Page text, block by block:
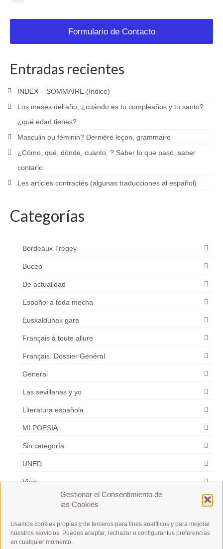
Gestionar el Consentimiento de
las Cookies
Usamos cookies propias y de terceros para fines analíticos y para mejorar
nuestros servicios. Puedes aceptar, rechazar o configurar tus preferencias
en cualquier momento.
Formulario de Contacto
Entradas recientes
INDEX – SOMMAIRE (índice)
Los meses del año, ¿cuándo es tu cumpleaños y tu santo?
¿qué edad tienes?
Masculin ou féminin? Dernière leçon, grammaire
¿Cómo, qué, dónde, cuanto, ? Saber lo que pasó, saber
contarlo.
Les articles contractés (algunas traducciones al español)
Categorías
Bordeaux Tregey
Buceo
De actualidad
Español a toda mecha
Euskaldunak gara
Français à toute allure
Français: Dossier Général
General
Las sevillanas y yo
Literatura española
MI POESIA
Sin categoría
UNED
Viaje
Etiquetas